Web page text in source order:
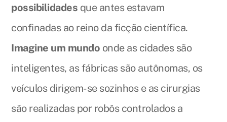
possibilidades que antes estavam
confinadas ao reino da ficção científica.
Imagine um mundo onde as cidades são
inteligentes, as fábricas são autônomas, os
veículos dirigem-se sozinhos e as cirurgias
são realizadas por robôs controlados a